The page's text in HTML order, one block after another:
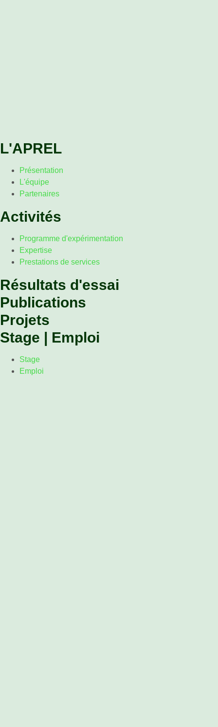
L'APREL
Présentation
L'équipe
Partenaires
Activités
Programme d'expérimentation
Expertise
Prestations de services
Résultats d'essai
Publications
Projets
Stage | Emploi
Stage
Emploi